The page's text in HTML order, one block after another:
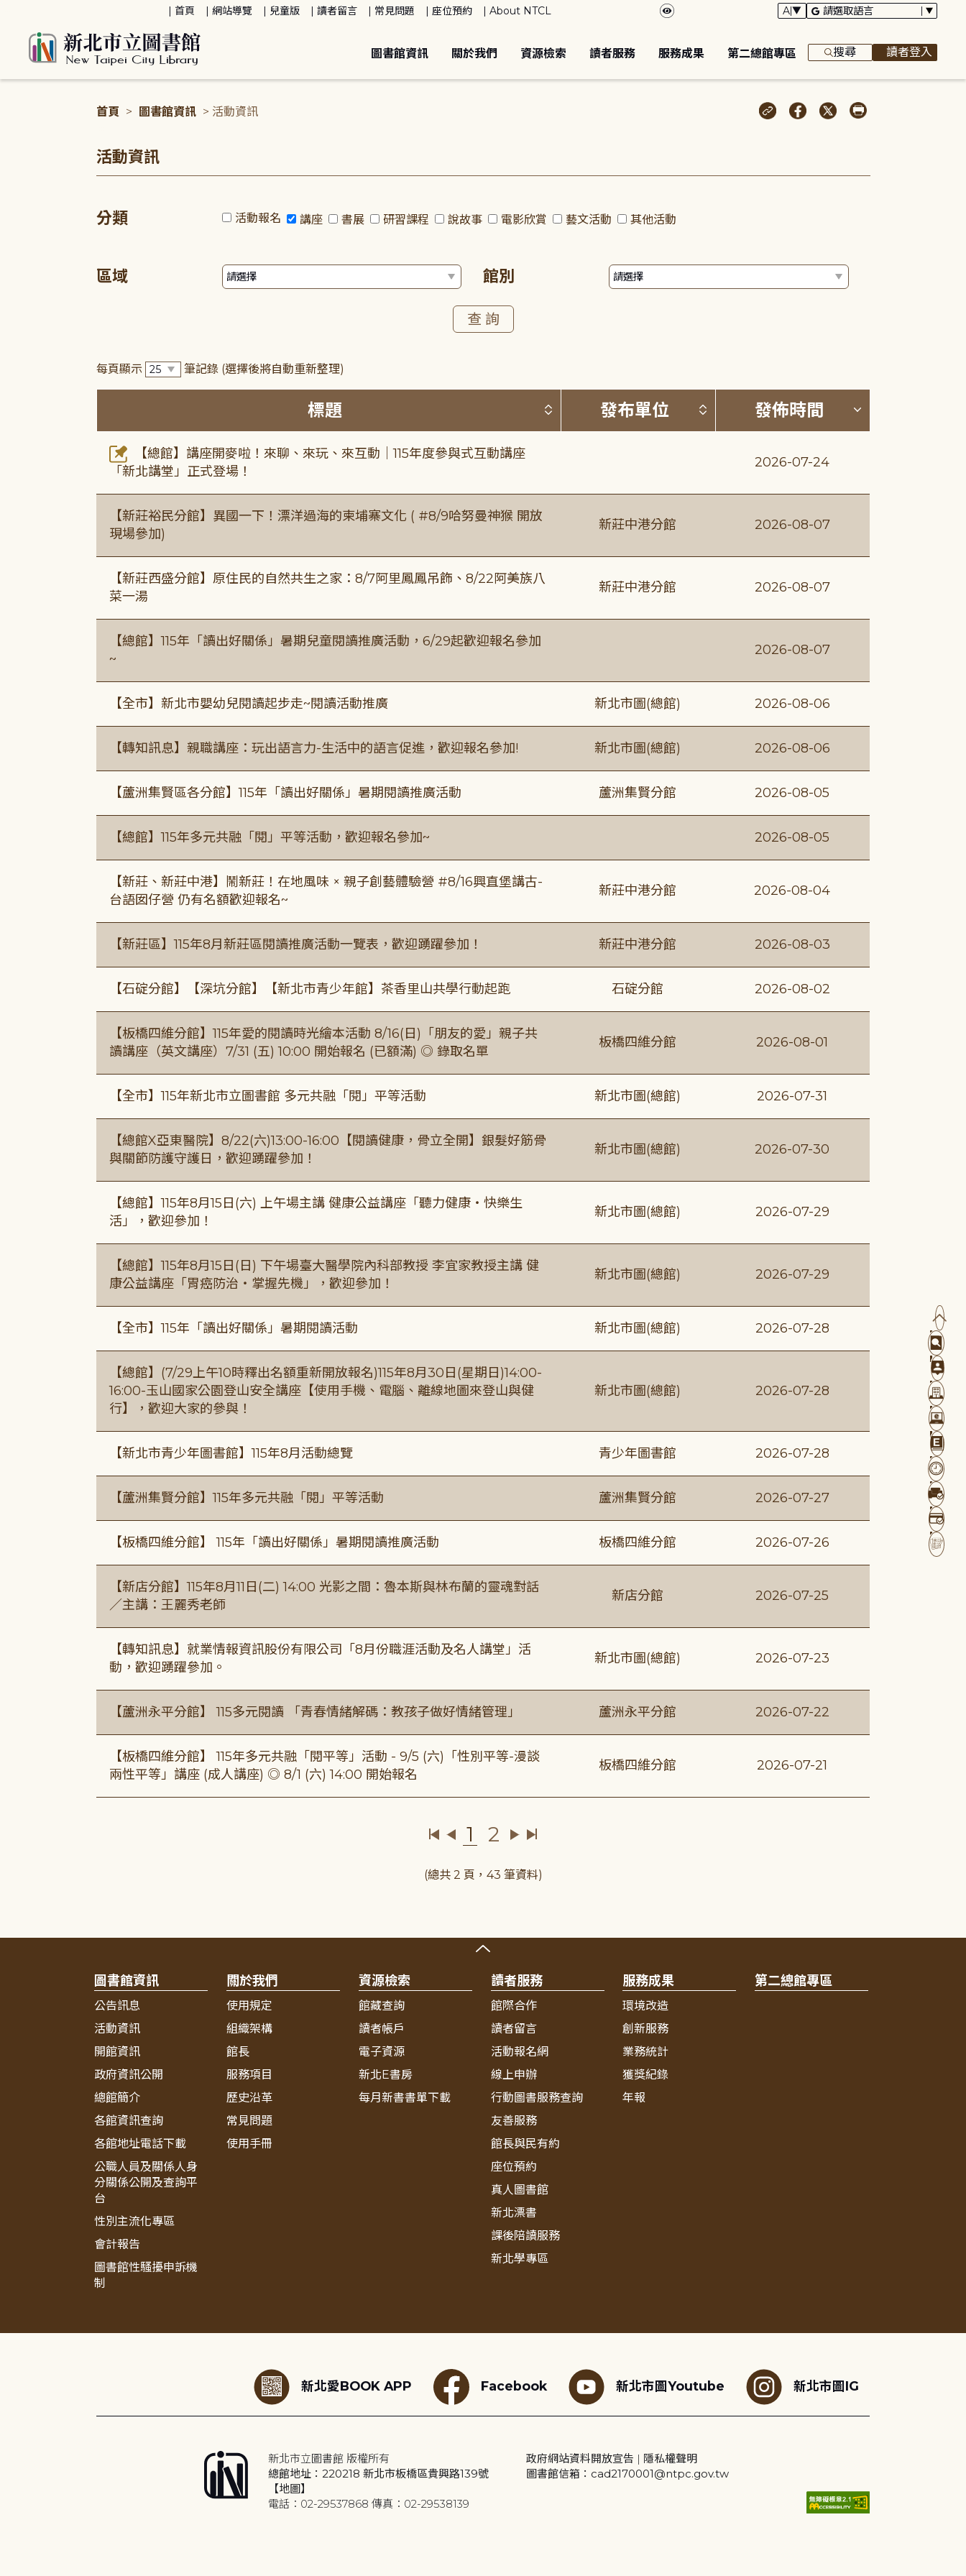
首頁 網站導覽 兒童版 讀者留言 常見問題 座位預約 About NTCL
圖書館資訊 關於我們 資源檢索 讀者服務 服務成果 第二總館專區 搜尋 讀者登入
首頁 > 圖書館資訊 > 活動資訊
活動資訊
分類 活動報名 講座 書展 研習課程 說故事 電影欣賞 藝文活動 其他活動
區域 館別
每頁顯示 筆記錄 (選擇後將自動重新整理)
標題 按標題排序 (升降冪)
發布單位 按發布單位排序 (升降冪)
發佈時間 按發佈時間
【總館】講座開麥啦！來聊、來玩、來互動｜115年度參與式互動講座
「新北講堂」正式登場！
2026-07-24
【新莊裕民分館】異國一下！漂洋過海的柬埔寨文化 ( #8/9哈努曼神猴 開放
現場參加)
新莊中港分館 2026-08-07
【新莊西盛分館】原住民的自然共生之家：8/7阿里鳳鳳吊飾、8/22阿美族八
菜一湯
新莊中港分館 2026-08-07
【總館】115年「讀出好關係」暑期兒童閱讀推廣活動，6/29起歡迎報名參加
~
2026-08-07
【全市】新北市嬰幼兒閱讀起步走~閱讀活動推廣 新北市圖(總館) 2026-08-06
【轉知訊息】親職講座：玩出語言力-生活中的語言促進，歡迎報名參加! 新北市圖(總館) 2026-08-06
【蘆洲集賢區各分館】115年「讀出好關係」暑期閱讀推廣活動 蘆洲集賢分館 2026-08-05
【總館】115年多元共融「閱」平等活動，歡迎報名參加~ 2026-08-05
【新莊、新莊中港】鬧新莊！在地風味 × 親子創藝體驗營 #8/16興直堡講古-
台語囡仔營 仍有名額歡迎報名~
新莊中港分館 2026-08-04
【新莊區】115年8月新莊區閱讀推廣活動一覽表，歡迎踴躍參加！ 新莊中港分館 2026-08-03
【石碇分館】【深坑分館】【新北市青少年館】茶香里山共學行動起跑 石碇分館 2026-08-02
【板橋四維分館】115年愛的閱讀時光繪本活動 8/16(日)「朋友的愛」親子共
讀講座（英文講座）7/31 (五) 10:00 開始報名 (已額滿) ◎ 錄取名單
板橋四維分館 2026-08-01
【全市】115年新北市立圖書館 多元共融「閱」平等活動 新北市圖(總館) 2026-07-31
【總館X亞東醫院】8/22(六)13:00-16:00【閱讀健康，骨立全開】銀髮好筋骨
與關節防護守護日，歡迎踴躍參加！
新北市圖(總館) 2026-07-30
【總館】115年8月15日(六) 上午場主講 健康公益講座「聽力健康・快樂生
活」，歡迎參加！
新北市圖(總館) 2026-07-29
【總館】115年8月15日(日) 下午場臺大醫學院內科部教授 李宜家教授主講 健
康公益講座「胃癌防治・掌握先機」，歡迎參加！
新北市圖(總館) 2026-07-29
【全市】115年「讀出好關係」暑期閱讀活動 新北市圖(總館) 2026-07-28
【總館】(7/29上午10時釋出名額重新開放報名)115年8月30日(星期日)14:00-
16:00-玉山國家公園登山安全講座【使用手機、電腦、離線地圖來登山與健
行】，歡迎大家的參與！
新北市圖(總館) 2026-07-28
【新北市青少年圖書館】115年8月活動總覽 青少年圖書館 2026-07-28
【蘆洲集賢分館】115年多元共融「閱」平等活動 蘆洲集賢分館 2026-07-27
【板橋四維分館】 115年「讀出好關係」暑期閱讀推廣活動 板橋四維分館 2026-07-26
【新店分館】115年8月11日(二) 14:00 光影之間：魯本斯與林布蘭的靈魂對話
／主講：王麗秀老師
新店分館 2026-07-25
【轉知訊息】就業情報資訊股份有限公司「8月份職涯活動及名人講堂」活
動，歡迎踴躍參加。
新北市圖(總館) 2026-07-23
【蘆洲永平分館】 115多元閱讀 「青春情緒解碼：教孩子做好情緒管理」 蘆洲永平分館 2026-07-22
【板橋四維分館】 115年多元共融「閱平等」活動 - 9/5 (六)「性別平等-漫談
兩性平等」講座 (成人講座) ◎ 8/1 (六) 14:00 開始報名
板橋四維分館 2026-07-21
1 2
(總共 2 頁，43 筆資料)
圖書館資訊
公告訊息
活動資訊
開館資訊
政府資訊公開
總館簡介
各館資訊查詢
各館地址電話下載
公職人員及關係人身
分關係公開及查詢平
台
性別主流化專區
會計報告
圖書館性騷擾申訴機
制
關於我們
使用規定
組織架構
館長
服務項目
歷史沿革
常見問題
使用手冊
資源檢索
館藏查詢
讀者帳戶
電子資源
新北E書房
每月新書書單下載
讀者服務
館際合作
讀者留言
活動報名網
線上申辦
行動圖書服務查詢
友善服務
館長與民有約
座位預約
真人圖書館
新北漂書
課後陪讀服務
新北學專區
服務成果
環境改造
創新服務
業務統計
獲獎紀錄
年報
第二總館專區
新北愛BOOK APP Facebook 新北市圖Youtube 新北市圖IG
新北市立圖書館 版權所有
總館地址：220218 新北市板橋區貴興路139號
【地圖】
電話：02-29537868 傳真：02-29538139
政府網站資料開放宣告 | 隱私權聲明
圖書館信箱：cad2170001@ntpc.gov.tw